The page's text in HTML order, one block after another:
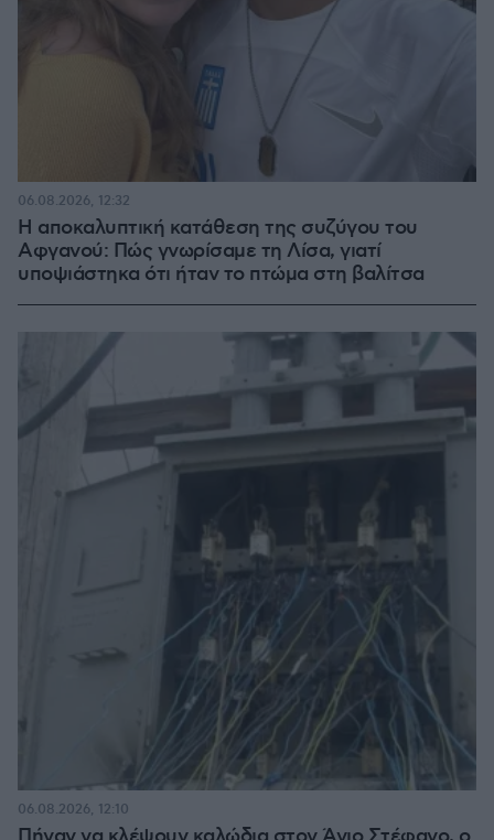
Η αποκαλυπτική κατάθεση της συζύγου του
Αφγανού: Πώς γνωρίσαμε τη Λίσα, γιατί
υποψιάστηκα ότι ήταν το πτώμα στη βαλίτσα
06.08.2026, 12:32
06.08.2026, 12:10